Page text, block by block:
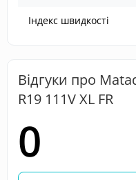
Індекс швидкості
Відгуки про
R19 111V XL FR
0